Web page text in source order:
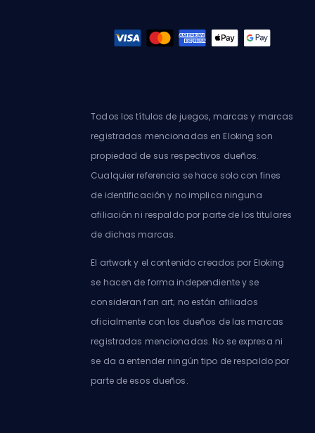
Todos los títulos de juegos, marcas y marcas
registradas mencionadas en Eloking son
propiedad de sus respectivos dueños.
Cualquier referencia se hace solo con fines
de identificación y no implica ninguna
afiliación ni respaldo por parte de los titulares
de dichas marcas.
El artwork y el contenido creados por Eloking
se hacen de forma independiente y se
consideran fan art; no están afiliados
oficialmente con los dueños de las marcas
registradas mencionadas. No se expresa ni
se da a entender ningún tipo de respaldo por
parte de esos dueños.